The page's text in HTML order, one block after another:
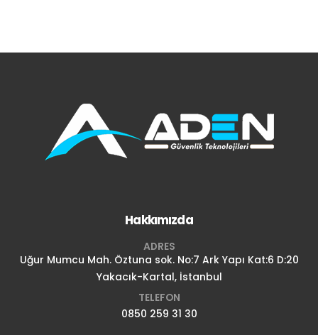
Hakkımızda
ADRES
Uğur Mumcu Mah. Öztuna sok. No:7 Ark Yapı Kat:6 D:20
Yakacık-Kartal, İstanbul
TELEFON
0850 259 31 30